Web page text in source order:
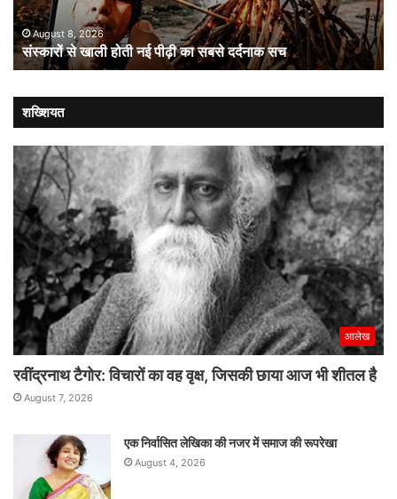
सबसे
दर्दनाक
सच
August 8, 2026
संस्कारों से खाली होती नई पीढ़ी का सबसे दर्दनाक सच
शख्शियत
आलेख
रवींद्रनाथ टैगोर: विचारों का वह वृक्ष, जिसकी छाया आज भी शीतल है
August 7, 2026
एक निर्वासित लेखिका की नजर में समाज की रूपरेखा
August 4, 2026